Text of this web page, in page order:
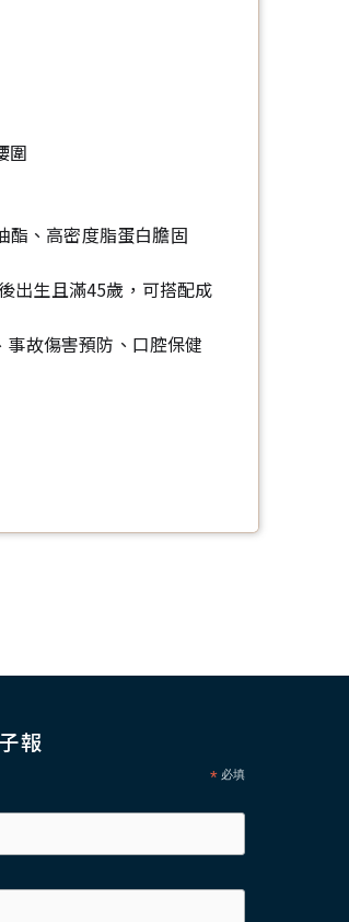
圍
酯、高密度脂蛋白膽固
出生且滿45歲，可搭配成
故傷害預防、口腔保健
報
*必填